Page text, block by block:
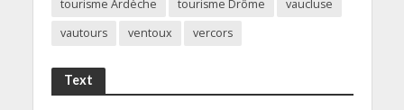
tourisme Ardèche
tourisme Drôme
vaucluse
vautours
ventoux vercors
Text